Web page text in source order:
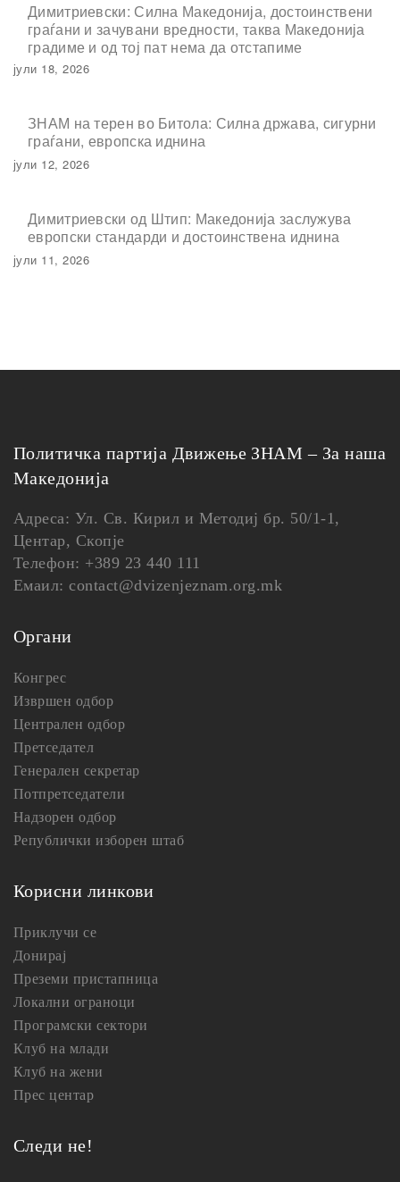
Димитриевски: Силна Македонија, достоинствени
граѓани и зачувани вредности, таква Македонија
градиме и од тој пат нема да отстапиме
јули 18, 2026
ЗНАМ на терен во Битола: Силна држава, сигурни
граѓани, европска иднина
јули 12, 2026
Димитриевски од Штип: Македонија заслужува
европски стандарди и достоинствена иднина
јули 11, 2026
Политичка партија Движење ЗНАМ – За наша
Македонија
Адреса: Ул. Св. Кирил и Методиј бр. 50/1-1,
Центар, Скопје
Телефон: +389 23 440 111
Емаил: contact@dvizenjeznam.org.mk
Органи
Конгрес
Извршен одбор
Централен одбор
Претседател
Генерален секретар
Потпретседатели
Надзорен одбор
Републички изборен штаб
Корисни линкови
Приклучи се
Донирај
Преземи пристапница
Локални ограноци
Програмски сектори
Клуб на млади
Клуб на жени
Прес центар
Следи не!